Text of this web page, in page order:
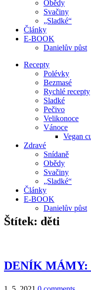
Obědy
Svačiny
„Sladké“
Články
E-BOOK
Danielův půst
Recepty
Polévky
Bezmasé
Rychlé recepty
Sladké
Pečivo
Velikonoce
Vánoce
Vegan
Zdravé
Snídaně
Obědy
Svačiny
„Sladké“
Články
E-BOOK
Danielův půst
Štítek: děti
DENÍK MÁMY: